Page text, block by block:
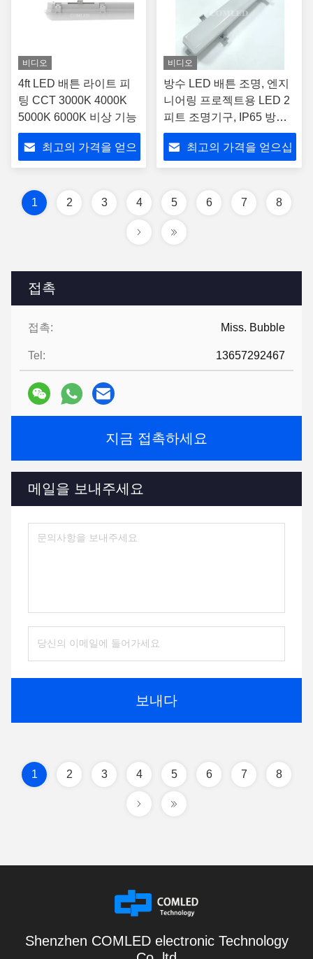
접촉
접촉: Miss. Bubble
Tel: 13657292467
지금 접촉하세요
메일을 보내주세요
보내다
비디오
4ft LED 배튼 라이트 피
팅 CCT 3000K 4000K
5000K 6000K 비상 기능
최고의 가격을 얻으
비디오
방수 LED 배튼 조명, 엔지
니어링 프로젝트용 LED 2
피트 조명기구, IP65 방수
등급, 주차장용 18W 슬림
LED 배튼
최고의 가격을 얻으십
1 2 3 4 5 6 7 8
1 2 3 4 5 6 7 8
Shenzhen COMLED electronic Technology